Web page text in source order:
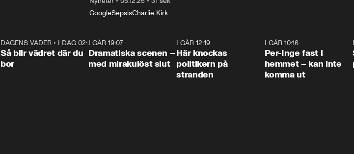
GoogleSepsisCharlie Kirk
1:06
DAGENS VÄDER • I DAG 02:30
Så blir vädret där du
bor
I GÅR 19:07
Dramatiska scenen –
med mirakulöst slut
I GÅR 12:19
Här knockas
politikern på
stranden
I GÅR 10:16
Per-Inge fast i
hemmet – kan inte
komma ut